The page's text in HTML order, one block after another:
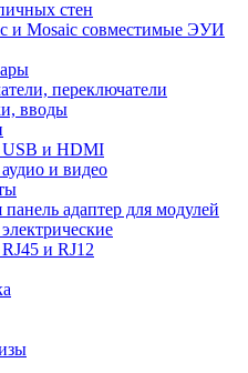
стен
и Mosaic совместимые ЭУИ
переключатели
вводы
USB и HDMI
и видео
адаптер для модулей
и RJ12